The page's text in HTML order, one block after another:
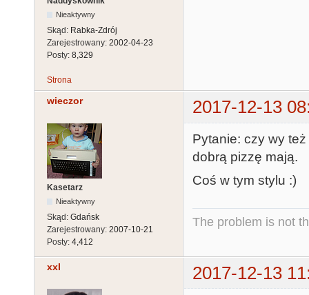
Nieaktywny
Skąd: Rabka-Zdrój
Zarejestrowany: 2002-04-23
Posty: 8,329
Strona
wieczor 2017-12-13
Kasetarz
Nieaktywny
Skąd: Gdańsk
Zarejestrowany: 2007-10-21
Posty: 4,412
Pytanie: czy wy
dobrą pizzę mają.
Coś w tym stylu :)
The problem is not
xxl 2017-12-13